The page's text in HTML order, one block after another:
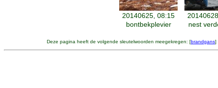
20140625, 08:15
bontbekplevier
nest
Deze pagina heeft de volgende sleutelwoorden meegekregen: [brandgans]